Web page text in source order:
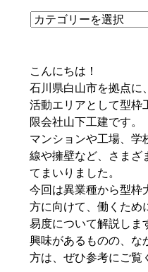
こんにちは！
石川県白山市を拠点に
活動エリアとして型枠
限会社山下工建です。
マンションや工場、学
線や擁壁など、さまざ
てまいりました。
今回は異業種から型枠
方に向けて、働くため
易度について解説しま
興味があるものの、な
方は、ぜひ参考にご覧